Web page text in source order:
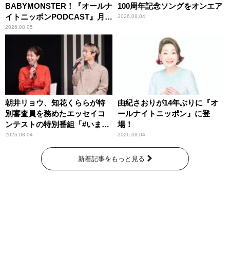
BABYMONSTER！『オールナ
イトニッポンPODCAST』月替
わりパーソナリティ
2026.08.05
100周年記念ソングをオンエア
2026.08.04
朝井リョウ、知花くららが特
別審査員を務めたエッセイコ
ンテストの特別番組「#いまあ
なたに伝えたいこと」
2026.08.04
由紀さおりが14年ぶりに『オ
ールナイトニッポン』に登
場！
2026.08.04
新着記事をもっと見る